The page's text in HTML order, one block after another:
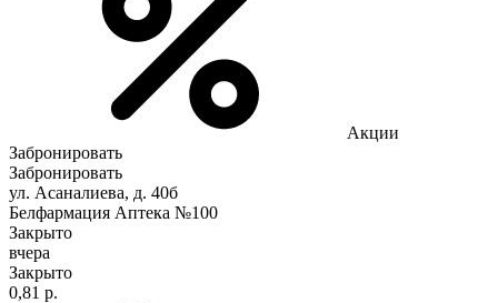
Акции
Забронировать
Забронировать
ул. Асаналиева, д. 40б
Белфармация Аптека №100
Закрыто
вчера
Закрыто
0,81 р.